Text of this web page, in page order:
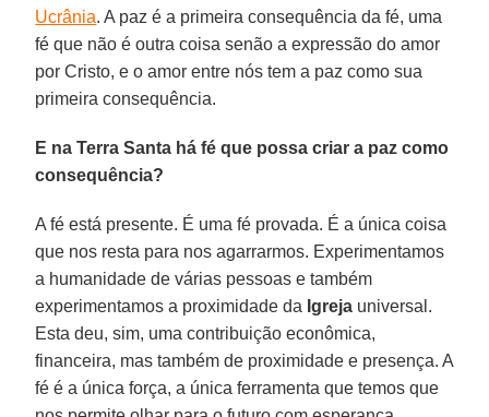
Ucrânia. A paz é a primeira consequência da fé, uma
fé que não é outra coisa senão a expressão do amor
por Cristo, e o amor entre nós tem a paz como sua
primeira consequência.
E na Terra Santa há fé que possa criar a paz como
consequência?
A fé está presente. É uma fé provada. É a única coisa
que nos resta para nos agarrarmos. Experimentamos
a humanidade de várias pessoas e também
experimentamos a proximidade da Igreja universal.
Esta deu, sim, uma contribuição econômica,
financeira, mas também de proximidade e presença. A
fé é a única força, a única ferramenta que temos que